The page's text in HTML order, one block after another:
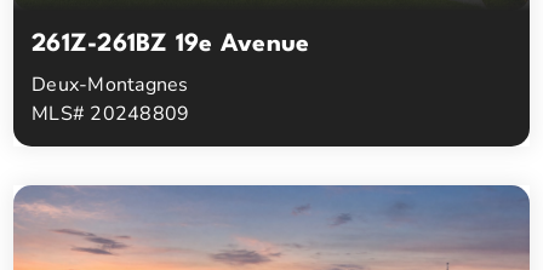
261Z-261BZ 19e Avenue
Deux-Montagnes
MLS# 20248809
Chambres à coucher
Salles de bain